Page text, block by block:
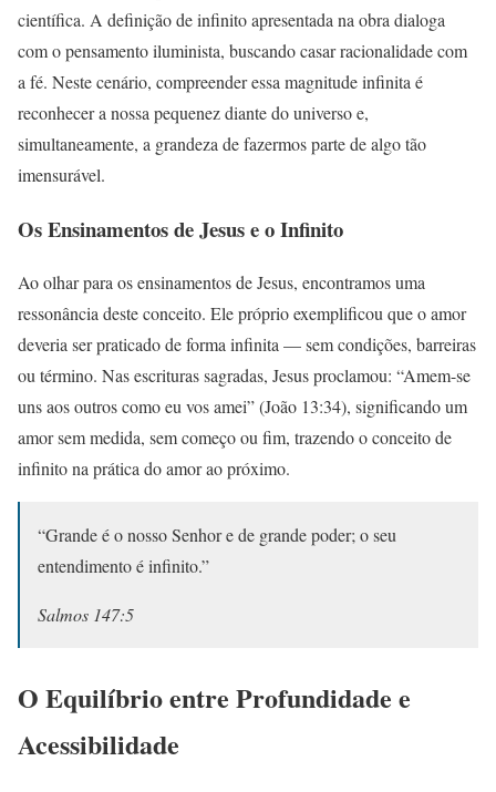
científica. A definição de infinito apresentada na obra dialoga
com o pensamento iluminista, buscando casar racionalidade com
a fé. Neste cenário, compreender essa magnitude infinita é
reconhecer a nossa pequenez diante do universo e,
simultaneamente, a grandeza de fazermos parte de algo tão
imensurável.
Os Ensinamentos de Jesus e o Infinito
Ao olhar para os ensinamentos de Jesus, encontramos uma
ressonância deste conceito. Ele próprio exemplificou que o amor
deveria ser praticado de forma infinita — sem condições, barreiras
ou término. Nas escrituras sagradas, Jesus proclamou: “Amem-se
uns aos outros como eu vos amei” (João 13:34), significando um
amor sem medida, sem começo ou fim, trazendo o conceito de
infinito na prática do amor ao próximo.
“Grande é o nosso Senhor e de grande poder; o seu
entendimento é infinito.”
Salmos 147:5
O Equilíbrio entre Profundidade e
Acessibilidade